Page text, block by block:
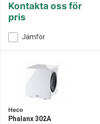
Kontakta oss för
pris
Jämför
Heco
Phalanx 302A